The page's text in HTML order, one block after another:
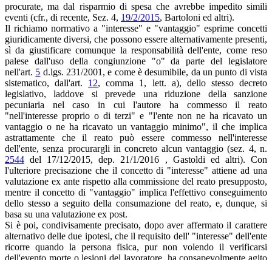
procurate, ma dal risparmio di spesa che avrebbe impedito simili
eventi (cfr., di recente, Sez. 4, 19/2/2015, Bartoloni ed altri).
Il richiamo normativo a "interesse" e "vantaggio" esprime concetti
giuridicamente diversi, che possono essere alternativamente presenti,
sì da giustificare comunque la responsabilità dell'ente, come reso
palese dall'uso della congiunzione "o" da parte del legislatore
nell'art. 5 d.lgs. 231/2001, e come è desumibile, da un punto di vista
sistematico, dall'art. 12, comma 1, lett. a), dello stesso decreto
legislativo, laddove si prevede una riduzione della sanzione
pecuniaria nel caso in cui l'autore ha commesso il reato
"nell'interesse proprio o di terzi" e "l'ente non ne ha ricavato un
vantaggio o ne ha ricavato un vantaggio minimo", il che implica
astrattamente che il reato può essere commesso nell'interesse
dell'ente, senza procurargli in concreto alcun vantaggio (sez. 4, n.
2544 del 17/12/2015, dep. 21/1/2016 , Gastoldi ed altri). Con
l'ulteriore precisazione che il concetto di "interesse" attiene ad una
valutazione ex ante rispetto alla commissione del reato presupposto,
mentre il concetto di "vantaggio" implica l'effettivo conseguimento
dello stesso a seguito della consumazione del reato, e, dunque, si
basa su una valutazione ex post.
Si è poi, condivisamente precisato, dopo aver affermato il carattere
alternativo delle due ipotesi, che il requisito dell' "interesse" dell'ente
ricorre quando la persona fisica, pur non volendo il verificarsi
dell'evento morte o lesioni del lavoratore, ha consapevolmente agito